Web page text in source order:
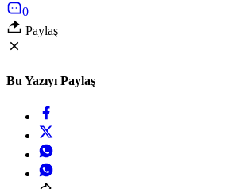
0
Paylaş
Bu Yazıyı Paylaş